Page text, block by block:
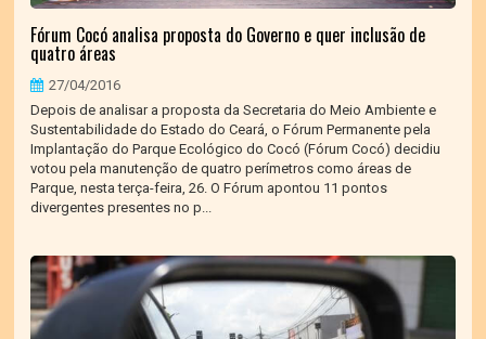
Fórum Cocó analisa proposta do Governo e quer inclusão de
quatro áreas
27/04/2016
Depois de analisar a proposta da Secretaria do Meio Ambiente e
Sustentabilidade do Estado do Ceará, o Fórum Permanente pela
Implantação do Parque Ecológico do Cocó (Fórum Cocó) decidiu
votou pela manutenção de quatro perímetros como áreas de
Parque, nesta terça-feira, 26. O Fórum apontou 11 pontos
divergentes presentes no p...